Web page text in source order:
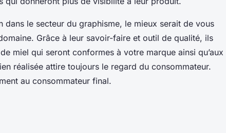
dans le secteur du graphisme, le mieux serait de vous
Grâce à leur savoir-faire et outil de qualité, ils
miel qui seront conformes à votre marque ainsi qu’aux
réalisée attire toujours le regard du consommateur.
au consommateur final.